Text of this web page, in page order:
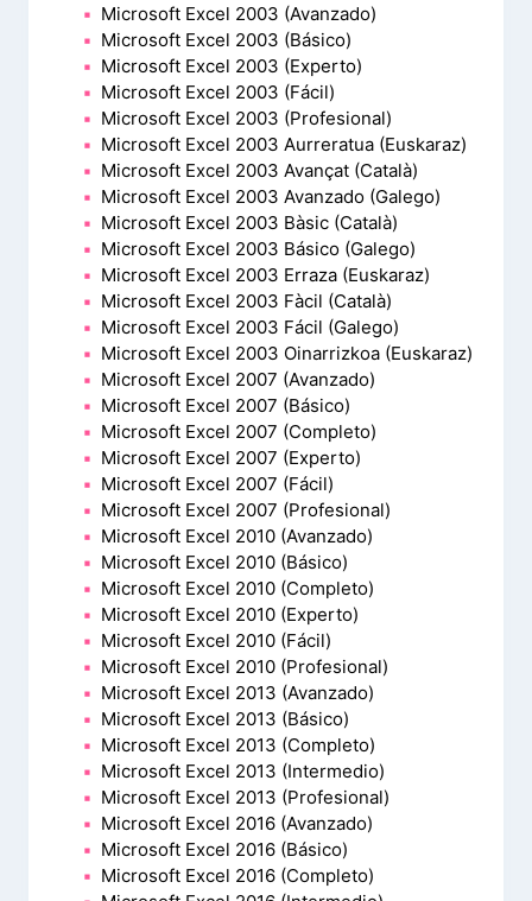
Microsoft Excel 2003 (Avanzado)
Microsoft Excel 2003 (Básico)
Microsoft Excel 2003 (Experto)
Microsoft Excel 2003 (Fácil)
Microsoft Excel 2003 (Profesional)
Microsoft Excel 2003 Aurreratua (Euskaraz)
Microsoft Excel 2003 Avançat (Català)
Microsoft Excel 2003 Avanzado (Galego)
Microsoft Excel 2003 Bàsic (Català)
Microsoft Excel 2003 Básico (Galego)
Microsoft Excel 2003 Erraza (Euskaraz)
Microsoft Excel 2003 Fàcil (Català)
Microsoft Excel 2003 Fácil (Galego)
Microsoft Excel 2003 Oinarrizkoa (Euskaraz)
Microsoft Excel 2007 (Avanzado)
Microsoft Excel 2007 (Básico)
Microsoft Excel 2007 (Completo)
Microsoft Excel 2007 (Experto)
Microsoft Excel 2007 (Fácil)
Microsoft Excel 2007 (Profesional)
Microsoft Excel 2010 (Avanzado)
Microsoft Excel 2010 (Básico)
Microsoft Excel 2010 (Completo)
Microsoft Excel 2010 (Experto)
Microsoft Excel 2010 (Fácil)
Microsoft Excel 2010 (Profesional)
Microsoft Excel 2013 (Avanzado)
Microsoft Excel 2013 (Básico)
Microsoft Excel 2013 (Completo)
Microsoft Excel 2013 (Intermedio)
Microsoft Excel 2013 (Profesional)
Microsoft Excel 2016 (Avanzado)
Microsoft Excel 2016 (Básico)
Microsoft Excel 2016 (Completo)